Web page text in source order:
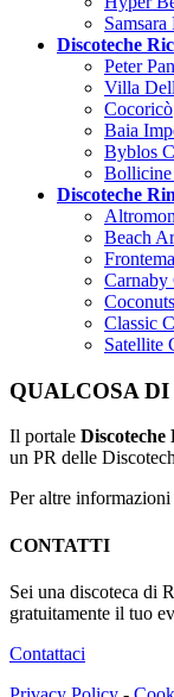
Samsara
Discoteche
Peter
Villa
Cocoricò
Baia
Byblos
Discoteche
Beach
Carnaby
Coconuts
Classic
Satellite
QUALCOSA
Il portale
un PR delle
Per altre
CONTATTI
Sei una discoteca di
gratuitamente il tuo
Contattaci